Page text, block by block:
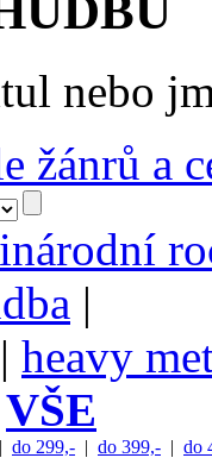
nebo
žánrů a
|
| heavy
VŠE
| do 299,- | do 399,- | do